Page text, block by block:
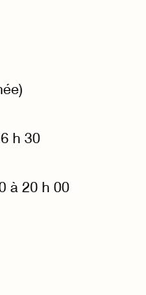
h 30
à 20 h 00